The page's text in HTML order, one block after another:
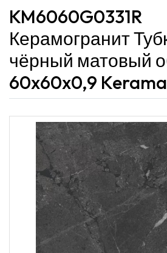
KM6060G0331R
Керамогранит
чёрный матовый
60x60x0,9